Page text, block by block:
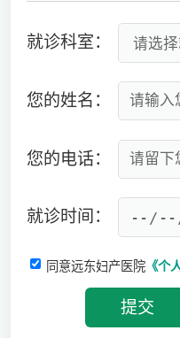
就诊科室：
您的姓名：
您的电话：
就诊时间：
同意远东妇产医院《个